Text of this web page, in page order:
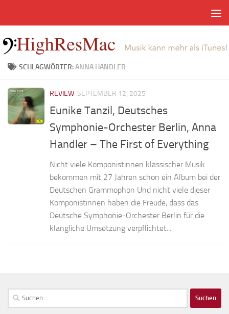
SCHLAGWÖRTER:ANNA HANDLER
REVIEW SEPTEMBER 12, 2025
Eunike Tanzil, Deutsches
Symphonie-Orchester Berlin, Anna
Handler – The First of Everything
Nicht viele Komponistinnen klassischer Musik
bekommen mit 27 Jahren schon ein Album bei der
Deutschen Grammophon Und nicht viele dieser
Komponistinnen haben die Freude, dass das
Deutsche Symphonie-Orchester Berlin für die
klangliche Umsetzung verpflichtet...
Suchen
nach: